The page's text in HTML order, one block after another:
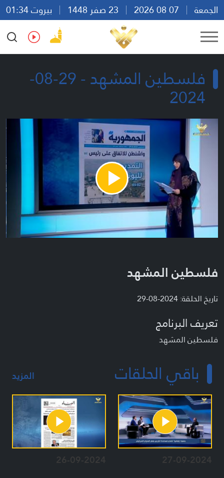
الجمعة
بيروت 01:34
Ar
En Fr Es
فلسطين المشهد - 29-08-
2024
Play
Video
فلسطين المشهد
تاريخ الحلقة: 2024-08-29
تعريف البرنامج
فلسطين المشهد
باقي الحلقات المزيد
27-09-2024
26-09-2024